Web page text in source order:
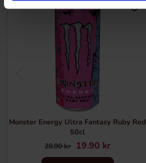
Monster Energy Ultra Fantasy Ruby Red
50cl
28.90 kr 19.90 kr